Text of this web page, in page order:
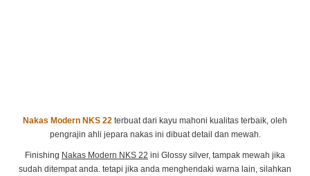
Nakas Modern NKS 22 terbuat dari kayu mahoni kualitas terbaik, oleh
pengrajin ahli jepara nakas ini dibuat detail dan mewah.
Finishing Nakas Modern NKS 22 ini Glossy silver, tampak mewah jika
sudah ditempat anda. tetapi jika anda menghendaki warna lain, silahkan